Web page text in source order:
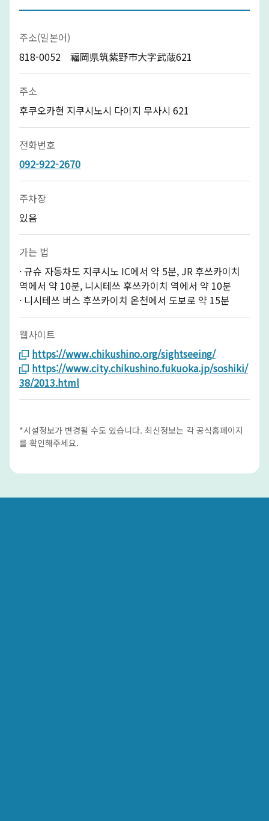
주소(일본어)
818-0052 福岡県筑紫野市大字武蔵621
주소
후쿠오카현 지쿠시노시 다이지 무사시 621
전화번호
092-922-2670
주차장
있음
가는 법
· 규슈 자동차도 지쿠시노 IC에서 약 5분, JR 후쓰카이치
역에서 약 10분, 니시테쓰 후쓰카이치 역에서 약 10분
· 니시테쓰 버스 후쓰카이치 온천에서 도보로 약 15분
웹사이트
https://www.chikushino.org/sightseeing/
https://www.city.chikushino.fukuoka.jp/soshiki/
38/2013.html
*시설정보가 변경될 수도 있습니다. 최신정보는 각 공식홈페이지
를 확인해주세요.